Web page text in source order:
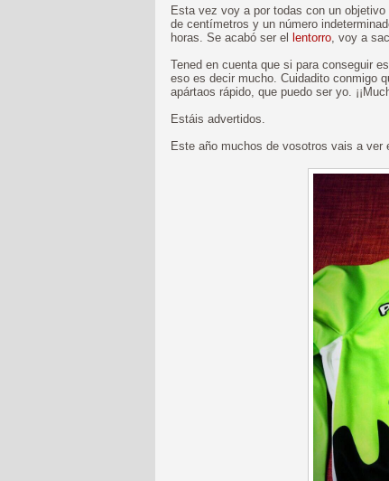
Esta vez voy a por todas con un
de centímetros y un número
horas. Se acabó ser el
lentorro, voy a
Tened en cuenta que si para conseguir
eso es decir mucho. Cuidadito conmigo
apártaos rápido, que puedo ser yo.
Estáis advertidos.
Este año muchos de vosotros vais a ver